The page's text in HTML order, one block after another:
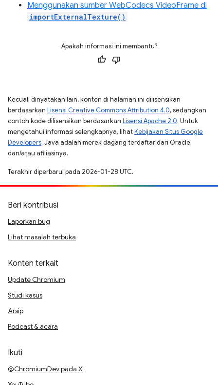
Menggunakan sumber WebCodecs VideoFrame di
importExternalTexture()
Apakah informasi ini membantu?
Kecuali dinyatakan lain, konten di halaman ini dilisensikan
berdasarkan Lisensi Creative Commons Attribution 4.0, sedangkan
contoh kode dilisensikan berdasarkan Lisensi Apache 2.0. Untuk
mengetahui informasi selengkapnya, lihatKebijakan Situs Google
Developers. Java adalah merek dagang terdaftar dari Oracle
dan/atau afiliasinya.
Terakhir diperbarui pada 2026-01-28 UTC.
Beri kontribusi
Laporkan bug
Lihat masalah terbuka
Konten terkait
Update Chromium
Studi kasus
Arsip
Podcast & acara
Ikuti
@ChromiumDev pada X